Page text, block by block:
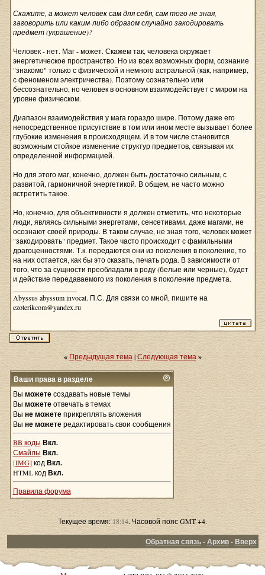
Скажите, а может человек сам для себя, сам того не зная,
заговорить или каким-либо образом случайно закодировать
предмет (украшение)?
Человек - нет. Маг - может. Скажем так, человека окружает
энергетическое пространство. Но из всех возможных форм, сознание
"знакомо" только с физической и немного астральной (как, например,
с феноменом электричества). Поэтому сознательно или
бессознательно, но человек в основном взаимодействует с миром на
уровне физическом.
Диапазон взаимодействия у мага гораздо шире. Потому даже его
непосредственное присутствие в том или ином месте вызывает более
глубокие изменения в происходящем. И в том числе становится
возможным стойкое изменение структур предметов, связывая их
определенной информацией.
Но для этого маг, конечно, должен быть достаточно сильным, с
развитой, гармоничной энергетикой. В общем, не часто можно
встретить такое.
Но, конечно, для объективности я должен отметить, что некоторые
люди, являясь сильными энергетами, сенсетивами, даже магами, не
осознают своей природы. В таком случае, не зная того, человек может
"закодировать" предмет. Такое часто происходит с фамильными
драгоценностями. Т.к. передаются они из поколения в поколение, то
на них остается, как бы это сказать, печать рода. В зависимости от
того, что за сущности преобладали в роду (белые или черные), будет
и действие передаваемого из поколения в поколение предмета.
Abyssus abyssum invocat. П.С. Для связи со мной, пишите на
ezoterikcom@yandex.ru
« Предыдущая тема|Следующая тема»
Ваши права в разделе
Вы можетесоздавать новые темы
Вы можетеотвечать в темах
Вы не можетеприкреплять вложения
Вы не можетередактировать свои сообщения
BB коды Вкл.
Смайлы Вкл.
[IMG] код Вкл.
HTML код Вкл.
Правила форума
Текущее время:18:14. Часовой пояс GMT +4.
Обратная связь-Архив-Вверх